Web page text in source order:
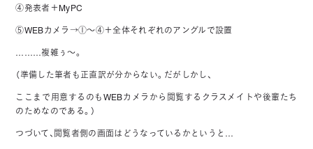
④発表者＋MyPC
⑤WEBカメラ→①～④＋全体それぞれのアングルで設置
………複雑ぅ～。
（準備した筆者も正直訳が分からない。だがしかし、
ここまで用意するのもWEBカメラから閲覧するクラスメイトや後輩たち
のためなのである。）
つづいて、閲覧者側の画面はどうなっているかというと…